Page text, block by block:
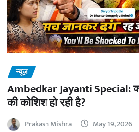
न्यूज़
Ambedkar Jayanti Special:
की कोशिश हो रही है?
Prakash Mishra May 19, 2026